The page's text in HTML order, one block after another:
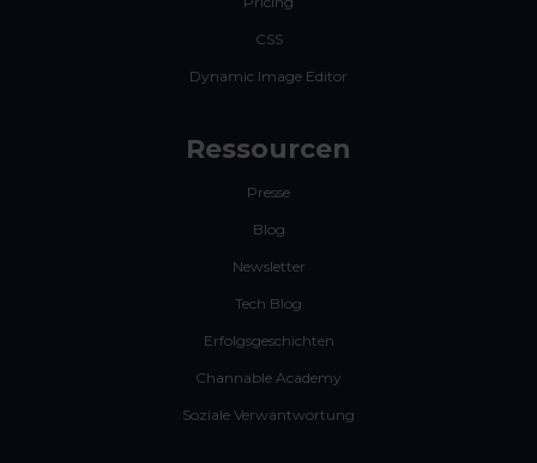
CSS
Dynamic Image Editor
Ressourcen
Presse
Blog
Newsletter
Tech Blog
Erfolgsgeschichten
Channable Academy
Soziale Verwantwortung